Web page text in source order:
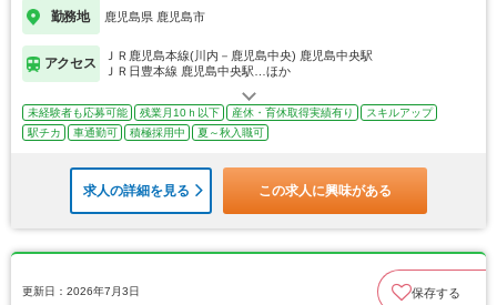
勤務地 鹿児島県 鹿児島市
アクセス
ＪＲ鹿児島本線(川内－鹿児島中央) 鹿児島中央駅
ＪＲ日豊本線 鹿児島中央駅…ほか
未経験者も応募可能 残業月10ｈ以下 産休・育休取得実績有り
スキルアップ
駅チカ
車通勤可 積極採用中 夏～秋入職可
求人の詳細を見る この求人に興味がある
更新日：2026年7月3日 保存する